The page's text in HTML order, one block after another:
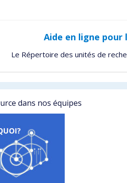
Aide en ligne
Le Répertoire des unités de
dans nos équipes